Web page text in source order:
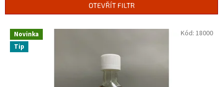
í
OTEVŘÍT FILTR
V
p
Novinka
Tip
Kód: 18000